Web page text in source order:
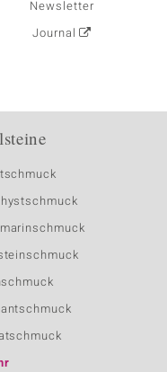
Newsletter
Journal